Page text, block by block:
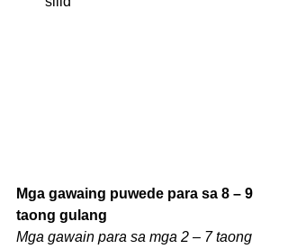
Mga gawaing puwede para sa 8 – 9
taong gulang
Mga gawain para sa mga 2 – 7 taong